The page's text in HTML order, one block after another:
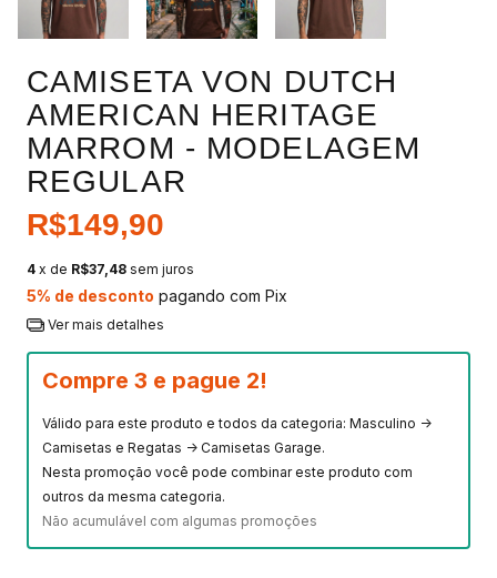
CAMISETA VON DUTCH
AMERICAN HERITAGE
MARROM - MODELAGEM
REGULAR
R$149,90
4 x de R$37,48 sem juros
5% de desconto pagando com Pix
Ver mais detalhes
Compre 3 e pague 2!
Válido para este produto e todos da categoria: Masculino ->
Camisetas e Regatas -> Camisetas Garage.
Nesta promoção você pode combinar este produto com
outros da mesma categoria.
Não acumulável com algumas promoções